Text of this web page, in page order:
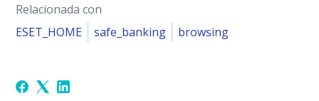
Relacionada con
ESET_HOME
safe_banking browsing